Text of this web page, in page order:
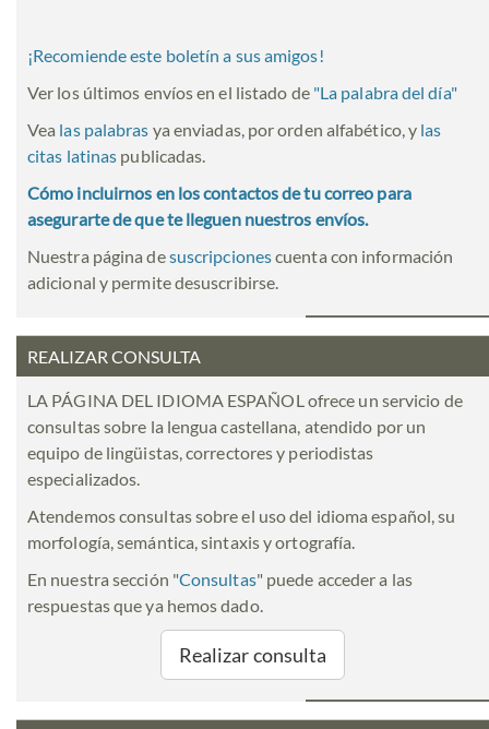
¡Recomiende este boletín a sus amigos!
Ver los últimos envíos en el listado de "La palabra del día"
Vea las palabras ya enviadas, por orden alfabético, y las
citas latinas publicadas.
Cómo incluirnos en los contactos de tu correo para
asegurarte de que te lleguen nuestros envíos.
Nuestra página desuscripcionescuenta con información
adicional y permite desuscribirse.
REALIZAR CONSULTA
LA PÁGINA DEL IDIOMA ESPAÑOL ofrece un servicio de
consultas sobre la lengua castellana, atendido por un
equipo de lingüistas, correctores y periodistas
especializados.
Atendemos consultas sobre el uso del idioma español, su
morfología, semántica, sintaxis y ortografía.
En nuestra sección "Consultas" puede acceder a las
respuestas que ya hemos dado.
Realizar consulta